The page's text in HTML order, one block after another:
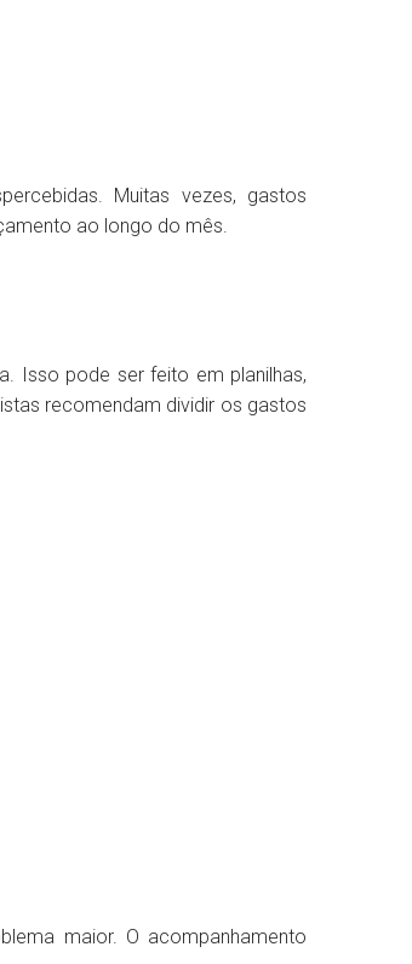
Muitas vezes, gastos
ao longo do mês.
Isso pode ser feito em planilhas,
recomendam dividir os gastos
maior. O acompanhamento